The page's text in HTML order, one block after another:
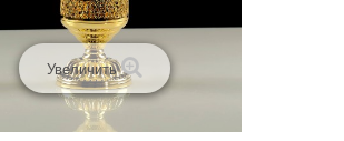
Увеличить